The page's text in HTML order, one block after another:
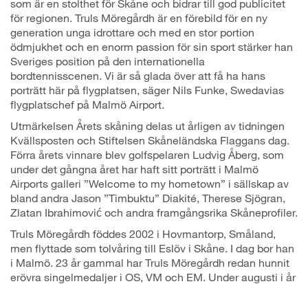
som är en stolthet för Skåne och bidrar till god publicitet
för regionen. Truls Möregårdh är en förebild för en ny
generation unga idrottare och med en stor portion
ödmjukhet och en enorm passion för sin sport stärker han
Sveriges position på den internationella
bordtennisscenen. Vi är så glada över att få ha hans
porträtt här på flygplatsen, säger Nils Funke, Swedavias
flygplatschef på Malmö Airport.
Utmärkelsen Årets skåning delas ut årligen av tidningen
Kvällsposten och Stiftelsen Skåneländska Flaggans dag.
Förra årets vinnare blev golfspelaren Ludvig Åberg, som
under det gångna året har haft sitt porträtt i Malmö
Airports galleri ”Welcome to my hometown” i sällskap av
bland andra Jason ”Timbuktu” Diakité, Therese Sjögran,
Zlatan Ibrahimović och andra framgångsrika Skåneprofiler.
Truls Möregårdh föddes 2002 i Hovmantorp, Småland,
men flyttade som tolvåring till Eslöv i Skåne. I dag bor han
i Malmö. 23 år gammal har Truls Möregårdh redan hunnit
erövra singelmedaljer i OS, VM och EM. Under augusti i år